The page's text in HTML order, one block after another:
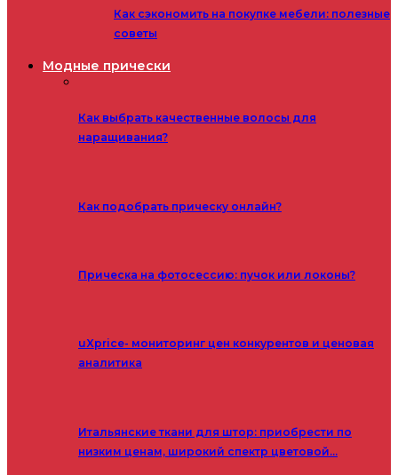
Как сэкономить на покупке мебели: полезные
советы
Модные прически
Как выбрать качественные волосы для
наращивания?
Как подобрать прическу онлайн?
Прическа на фотосессию: пучок или локоны?
uXprice- мониторинг цен конкурентов и ценовая
аналитика
Итальянские ткани для штор: приобрести по
низким ценам, широкий спектр цветовой…